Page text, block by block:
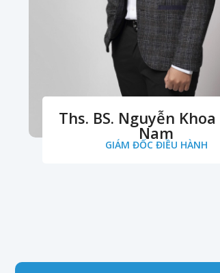
Ths. BS. Nguyễn
Nam
GIÁM ĐỐC ĐIỀU HÀNH